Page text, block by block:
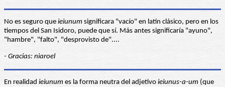
No es seguro que ieiunum significara "vacío" en latín clásico, pero en los
tiempos del San Isidoro, puede que sí. Más antes significaría "ayuno",
"hambre", "falto", "desprovisto de"....
- Gracias: niaroel
En realidad ieiunum es la forma neutra del adjetivo ieiunus-a-um (que